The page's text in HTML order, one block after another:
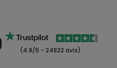
(4.8/5 - 24822 avis)